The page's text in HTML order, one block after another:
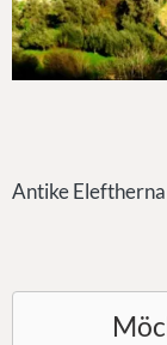
Antike